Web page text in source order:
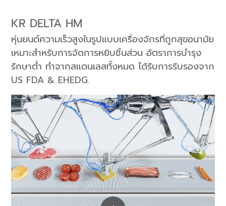
KR DELTA HM
หุ่นยนต์ความเร็วสูงในรูปแบบเครื่องจักรที่ถูกสุขอนามัย
เหมาะสำหรับการจัดการหยิบชิ้นส่วน อัตราการบำรุง
รักษาต่ำ ทำจากสแตนเลสทั้งหมด ได้รับการรับรองจาก
US FDA & EHEDG.